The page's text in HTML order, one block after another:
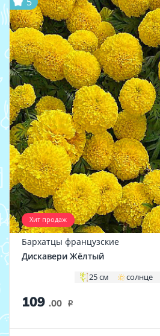
Хит продаж
Бархатцы французские
Дискавери Жёлтый
25 см солнце
109 .00 i